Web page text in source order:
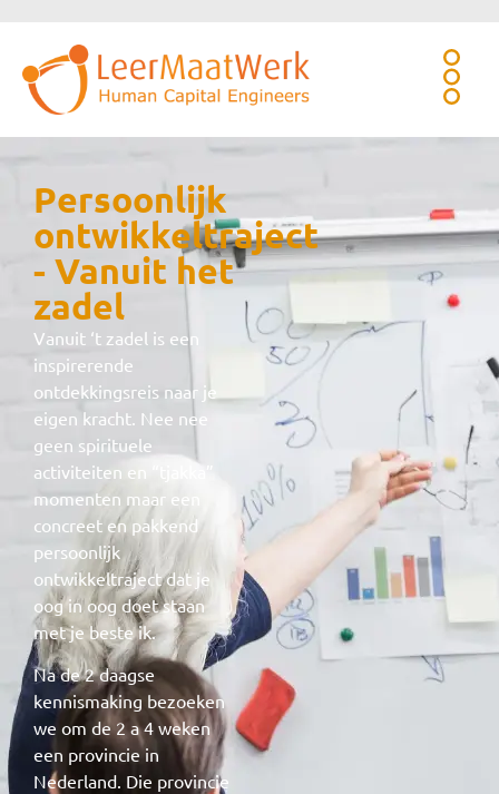
Persoonlijk
ontwikkeltraject
- Vanuit het
zadel
Vanuit ‘t zadel is een
inspirerende
ontdekkingsreis naar je
eigen kracht. Nee nee
geen spirituele
activiteiten en “tjakka”
momenten maar een
concreet en pakkend
persoonlijk
ontwikkeltraject dat je
oog in oog doet staan
met je beste ik.
Na de 2 daagse
kennismaking bezoeken
we om de 2 a 4 weken
een provincie in
Nederland. Die provincie